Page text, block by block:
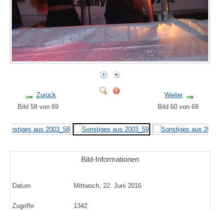
Zurück
Bild 58 von 69
Weiter
Bild 60 von 69
Bild-Informationen
Datum Mittwoch, 22. Juni 2016
Zugriffe 1342